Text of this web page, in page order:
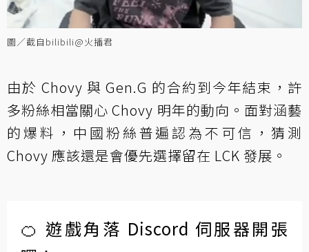
圖／截自bilibili@火播君
由於 Chovy 與 Gen.G 的合約到今年結束，許
多粉絲相當關心 Chovy 明年的動向。面對涵藝
的爆料，中國粉絲普遍認為不可信，猜測
Chovy 應該還是會優先選擇留在 LCK 發展。
🍊 遊戲角落 Discord 伺服器開張